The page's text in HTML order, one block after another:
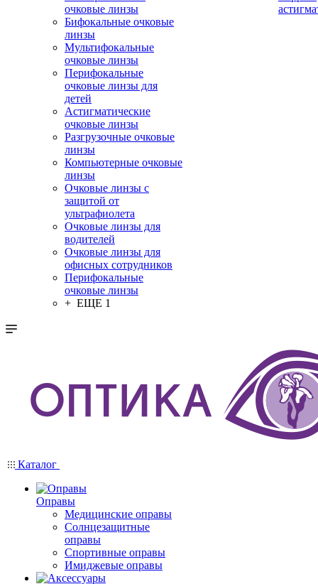
очковые линзы
Бифокальные очковые
линзы
Мультифокальные
очковые линзы
Перифокальные
очковые линзы для
детей
Астигматические
очковые линзы
Разгрузочные очковые
линзы
Компьютерные очковые
линзы
Очковые линзы с
защитой от
ультрафиолета
Очковые линзы для
водителей
Очковые линзы для
офисных сотрудников
Перифокальные
очковые линзы
+ ЕЩЕ 1
Каталог
Оправы
Медицинские оправы
Солнцезащитные
оправы
Спортивные оправы
Имиджевые оправы